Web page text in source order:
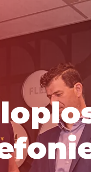
loplo
foni